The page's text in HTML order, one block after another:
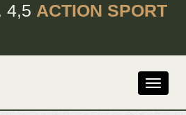
4,5 ACTION SPORT
Toggle